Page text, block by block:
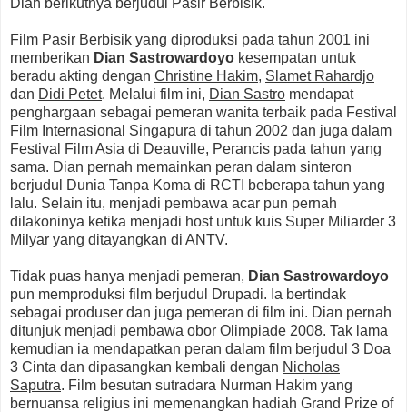
Film Pasir Berbisik yang diproduksi pada tahun 2001 ini
memberikan Dian Sastrowardoyo kesempatan untuk
beradu akting dengan Christine Hakim, Slamet Rahardjo
dan Didi Petet. Melalui film ini, Dian Sastro mendapat
penghargaan sebagai pemeran wanita terbaik pada Festival
Film Internasional Singapura di tahun 2002 dan juga dalam
Festival Film Asia di Deauville, Perancis pada tahun yang
sama. Dian pernah memainkan peran dalam sinteron
berjudul Dunia Tanpa Koma di RCTI beberapa tahun yang
lalu. Selain itu, menjadi pembawa acar pun pernah
dilakoninya ketika menjadi host untuk kuis Super Miliarder 3
Milyar yang ditayangkan di ANTV.
Tidak puas hanya menjadi pemeran, Dian Sastrowardoyo
pun memproduksi film berjudul Drupadi. Ia bertindak
sebagai produser dan juga pemeran di film ini. Dian pernah
ditunjuk menjadi pembawa obor Olimpiade 2008. Tak lama
kemudian ia mendapatkan peran dalam film berjudul 3 Doa
3 Cinta dan dipasangkan kembali dengan Nicholas
Saputra. Film besutan sutradara Nurman Hakim yang
bernuansa religius ini memenangkan hadiah Grand Prize of